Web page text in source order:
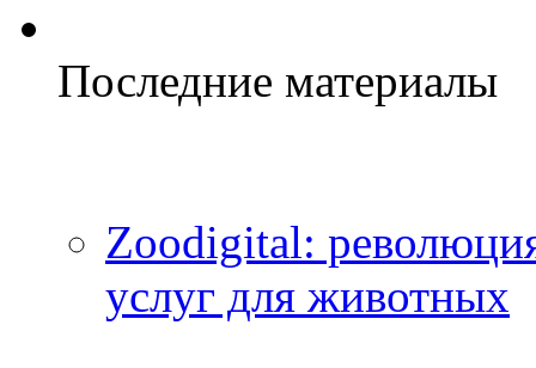
Последние материалы
Zoodigital:
услуг для животных